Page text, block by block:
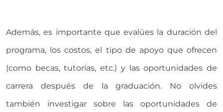
Además, es importante que evalúes la duración del
programa, los costos, el tipo de apoyo que ofrecen
(como becas, tutorías, etc.) y las oportunidades de
carrera después de la graduación. No olvides
también investigar sobre las oportunidades de